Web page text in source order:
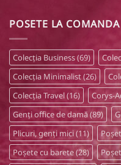
POSETE LA COMANDA
Colecția Business(69)
Colecția Minimalist(26)
Colecția Travel(16) Corys-
Genți office de damă(89)
Plicuri, genți mici(11)
Poșete cu barete(28)